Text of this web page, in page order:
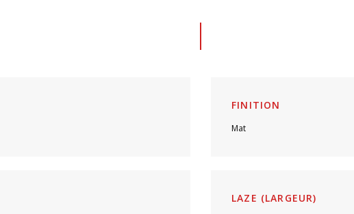
FINITION
Mat
LAZE (LARGEUR)